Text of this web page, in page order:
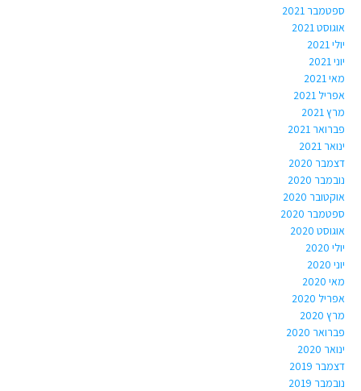
ספטמבר 2021
אוגוסט 2021
יולי 2021
יוני 2021
מאי 2021
אפריל 2021
מרץ 2021
פברואר 2021
ינואר 2021
דצמבר 2020
נובמבר 2020
אוקטובר 2020
ספטמבר 2020
אוגוסט 2020
יולי 2020
יוני 2020
מאי 2020
אפריל 2020
מרץ 2020
פברואר 2020
ינואר 2020
דצמבר 2019
נובמבר 2019